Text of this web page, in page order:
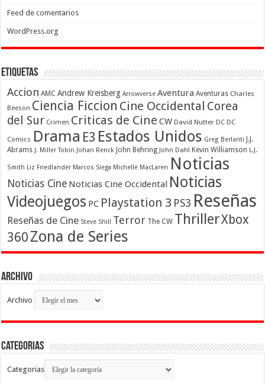
Feed de comentarios
WordPress.org
Etiquetas
Accion AMC Andrew Kreisberg Arrowverse Aventura Aventuras Charles
Beeson Ciencia Ficcion Cine Occidental Corea
del Sur Crimen Criticas de Cine CW David Nutter DC DC
Comics Drama E3 Estados Unidos Greg Berlanti J.J.
Abrams J. Miller Tobin Johan Renck John Behring John Dahl Kevin Williamson L.J.
Smith Liz Friedlander Marcos Siega Michelle MacLaren Noticias
Noticias Cine Noticias Cine Occidental Noticias
Videojuegos PC Playstation 3 PS3 Reseñas
Reseñas de Cine Steve Shill Terror The CW ThrillerXbox
360 Zona de Series
Archivo
Archivo
Categorias
Categorias